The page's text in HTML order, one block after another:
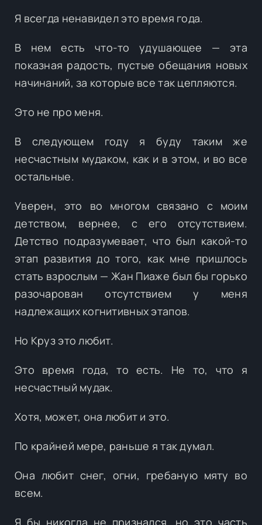
Я всегда ненавидел это время года.
В нем есть что-то удушающее — эта
показная радость, пустые обещания новых
начинаний, за которые все так цепляются.
Это не про меня.
В следующем году я буду таким же
несчастным мудаком, как и в этом, и во все
остальные.
Уверен, это во многом связано с моим
детством, вернее, с его отсутствием.
Детство подразумевает, что был какой-то
этап развития до того, как мне пришлось
стать взрослым — Жан Пиаже был бы горько
разочарован отсутствием у меня
надлежащих когнитивных этапов.
Но Круз это любит.
Это время года, то есть. Не то, что я
несчастный мудак.
Хотя, может, она любит и это.
По крайней мере, раньше я так думал.
Она любит снег, огни, гребаную мяту во
всем.
Я бы никогда не признался, но это часть